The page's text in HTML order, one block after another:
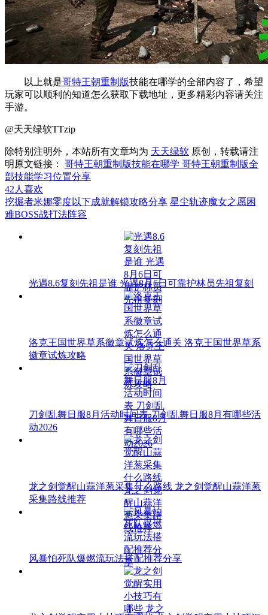
以上就是哥特王朝重制版技能在哪学的全部内容了，希望
玩家可以顺利的知道怎么获取下载地址，更多精彩内容请关注
手游。
@天天绿软TTzip
除特别注明外，本站所有文章均为 天天绿软 原创，转载请注
明原文链接： 哥特王朝重制版技能在哪学 哥特王朝重制版全
部技能学习位置分享
42 人喜欢
挖掘者米娜零度以下成就解锁攻略分享 星尘轨迹魔女之愿困
难BOSS战打法阵容
光遇8.6复刻先祖是谁 光遇8月6日可靠护林员先祖复刻
洛克王国世界草系徽章试炼怎么通关 洛克王国世界草系
徽章试炼攻略
刀剑乱舞日服8月活动时间表 刀剑乱舞日服8月有哪些活
动2026
龙之剑觉醒山蒜洋葱采集什么路线 龙之剑觉醒山蒜洋葱
采集路线推荐
风暴怕死队爆燃流玩法搭配推荐分享